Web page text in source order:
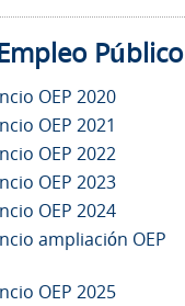
Público
OEP 2020
OEP 2021
OEP 2022
OEP 2023
OEP 2024
ampliación OEP
OEP 2025